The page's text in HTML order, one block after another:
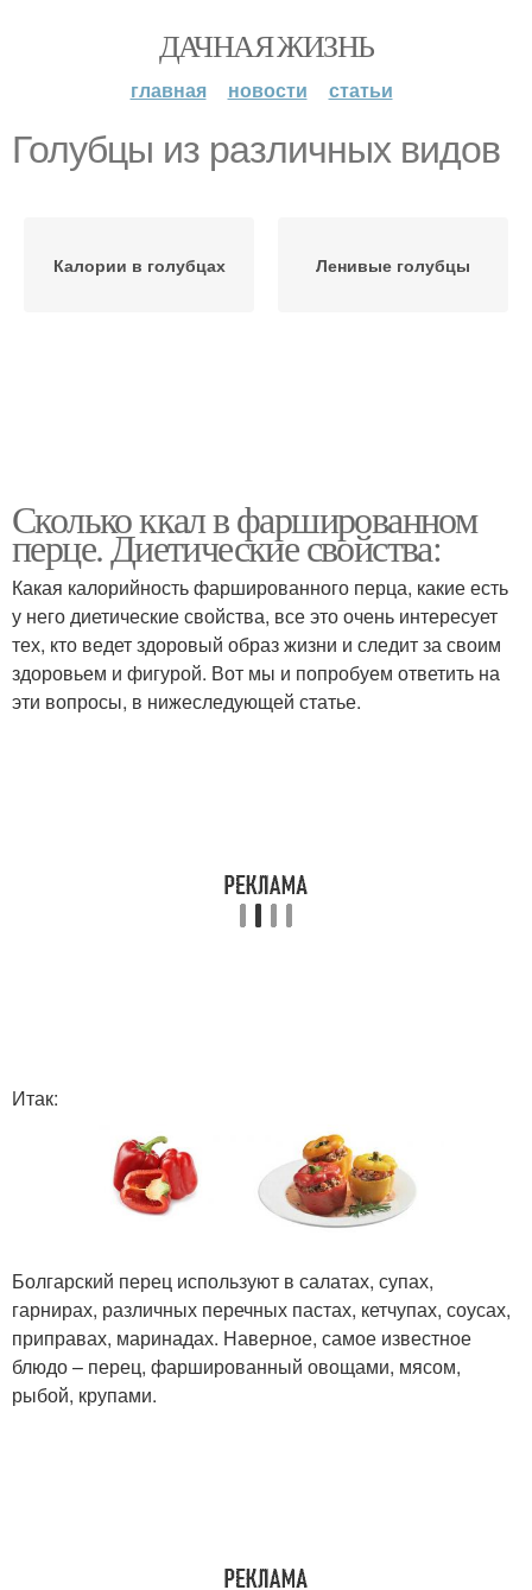
ДАЧНАЯ ЖИЗНЬ
главная новости статьи
Голубцы из различных видов
Калории в голубцах Ленивые голубцы
Сколько ккал в фаршированном
перце. Диетические свойства:
Какая калорийность фаршированного перца, какие есть
у него диетические свойства, все это очень интересует
тех, кто ведет здоровый образ жизни и следит за своим
здоровьем и фигурой. Вот мы и попробуем ответить на
эти вопросы, в нижеследующей статье.
Итак:
Болгарский перец используют в салатах, супах,
гарнирах, различных перечных пастах, кетчупах, соусах,
приправах, маринадах. Наверное, самое известное
блюдо – перец, фаршированный овощами, мясом,
рыбой, крупами.